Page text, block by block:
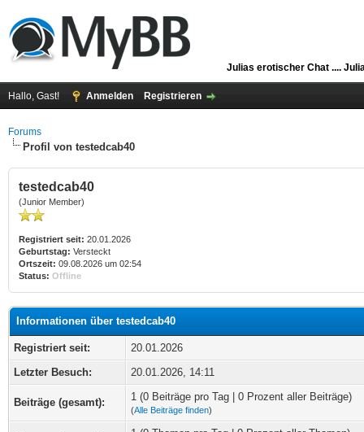
Julias erotischer Chat ....
Hallo, Gast! Anmelden Registrieren
Forums
Profil von testedcab40
testedcab40
(Junior Member)
Registriert seit: 20.01.2026
Geburtstag: Versteckt
Ortszeit: 09.08.2026 um 02:54
Status: Offline
Informationen über testedcab40
Registriert seit:
20.01.2026
Letzter Besuch:
20.01.2026, 14:11
Beiträge (gesamt): 1 (0 Beiträge pro Tag | 0 Prozent aller Beiträge)
(Alle Beiträge finden)